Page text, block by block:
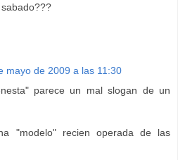
mayo de 2009 a las 11:30
parece un mal slogan de un
"modelo" recien operada de las